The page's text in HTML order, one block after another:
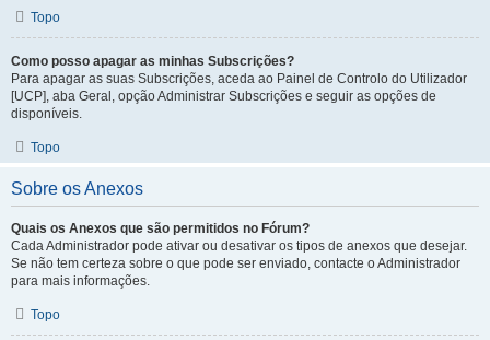
Topo
Como posso apagar as minhas Subscrições?
Para apagar as suas Subscrições, aceda ao Painel de Controlo do Utilizador
[UCP], aba Geral, opção Administrar Subscrições e seguir as opções de
disponíveis.
Topo
Sobre os Anexos
Quais os Anexos que são permitidos no Fórum?
Cada Administrador pode ativar ou desativar os tipos de anexos que desejar.
Se não tem certeza sobre o que pode ser enviado, contacte o Administrador
para mais informações.
Topo